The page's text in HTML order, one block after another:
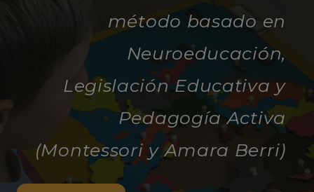
método basado en
Neuroeducación,
Legislación Educativa y
Pedagogía Activa
(Montessori y Amara Berri)